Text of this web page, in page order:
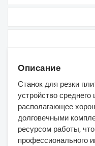
Описание
Станок для резки
устройство среднего
располагающее
долговечными
ресурсом работы,
профессионального